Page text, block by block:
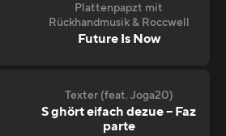
Plattenpapzt mit
Rückhandmusik & Roccwell
Future Is Now
Texter (feat. Joga20)
S ghört eifach dezue – Faz
parte